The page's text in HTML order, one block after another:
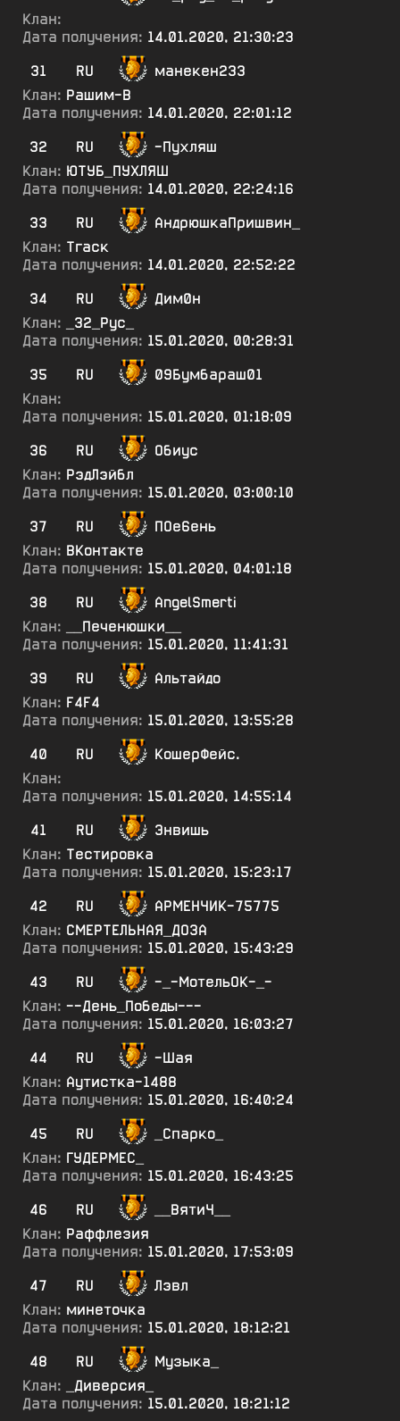
Клан:
Дата получения: 14.01.2020, 21:30:23
31
RU
манекен233
Клан: Рашим-В
Дата получения: 14.01.2020, 22:01:12
32
RU
-Пухляш
Клан: ЮТУБ_ПУХЛЯШ
Дата получения: 14.01.2020, 22:24:16
33
RU
АндрюшкаПришвин_
Клан: Тгаск
Дата получения: 14.01.2020, 22:52:22
34
RU
Дим0н
Клан:
_32_Рус_
Дата получения: 15.01.2020, 00:28:31
35
RU
09Бумбараш01
Клан:
Дата получения: 15.01.2020, 01:18:09
36
RU
Обиус
Клан: РэдЛэйбл
Дата получения: 15.01.2020, 03:00:10
37
RU
ПОе6ень
Клан: ВКонтакте
Дата получения: 15.01.2020, 04:01:18
38
RU
AngelSmerti
Клан:
__Печенюшки__
Дата получения: 15.01.2020, 11:41:31
39
RU
Альтайдо
Клан: F4F4
Дата получения: 15.01.2020, 13:55:28
40
RU
КошерФейс.
Клан:
Дата получения: 15.01.2020, 14:55:14
41
RU
Энвишь
Клан: Тестировка
Дата получения: 15.01.2020, 15:23:17
42
RU
АРМЕНЧИК-75775
Клан: СМЕРТЕЛЬНАЯ_ДОЗА
Дата получения: 15.01.2020, 15:43:29
43
RU
-_-МотельОК-_-
Клан: --День_Победы---
Дата получения: 15.01.2020, 16:03:27
44
RU
-Шая
Клан: Аутистка-1488
Дата получения: 15.01.2020, 16:40:24
45
RU
_Спарко_
Клан: ГУДЕРМЕС_
Дата получения: 15.01.2020, 16:43:25
46
RU
__ВятиЧ__
Клан: Раффлезия
Дата получения: 15.01.2020, 17:53:09
47
RU
Лэвл
Клан: минеточка
Дата получения: 15.01.2020, 18:12:21
48
RU
Музыка_
Клан:
_Диверсия_
Дата получения: 15.01.2020, 18:21:12